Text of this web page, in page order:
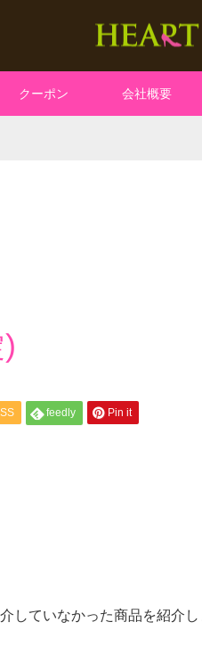
クーポン 会社概要
feedly Pin it
していなかった商品を紹介し